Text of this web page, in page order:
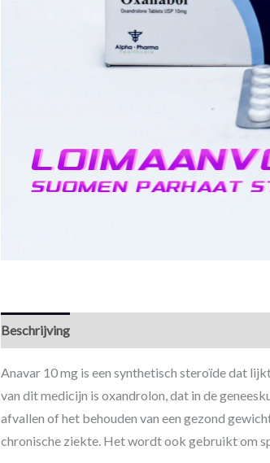
Beschrijving
Anavar 10 mg is een synthetisch steroïde dat
van dit medicijn is oxandrolon, dat in de
afvallen of het behouden van een gezond
chronische ziekte. Het wordt ook gebruikt om